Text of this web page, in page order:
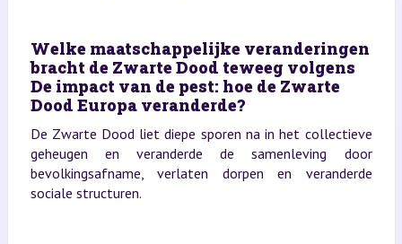
Welke maatschappelijke veranderingen
bracht de Zwarte Dood teweeg volgens
De impact van de pest: hoe de Zwarte
Dood Europa veranderde?
De Zwarte Dood liet diepe sporen na in het collectieve
geheugen en veranderde de samenleving door
bevolkingsafname, verlaten dorpen en veranderde
sociale structuren.